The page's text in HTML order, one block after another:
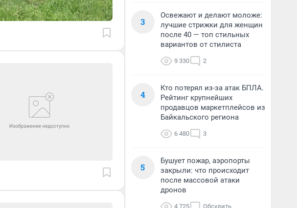
3
Освежают и делают моложе:
лучшие стрижки для женщин
после 40 — топ стильных
вариантов от стилиста
9 330 2
4
Кто потерял из-за атак БПЛА.
Рейтинг крупнейших
продавцов маркетплейсов из
Байкальского региона
6 480 3
5
Бушует пожар, аэропорты
закрыли: что происходит
после массовой атаки
дронов
4 725 Обсудить